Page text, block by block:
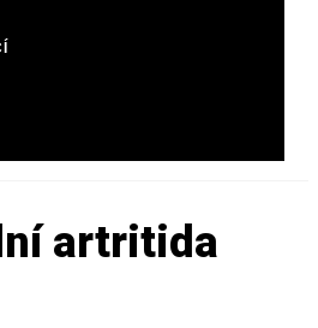
artritida